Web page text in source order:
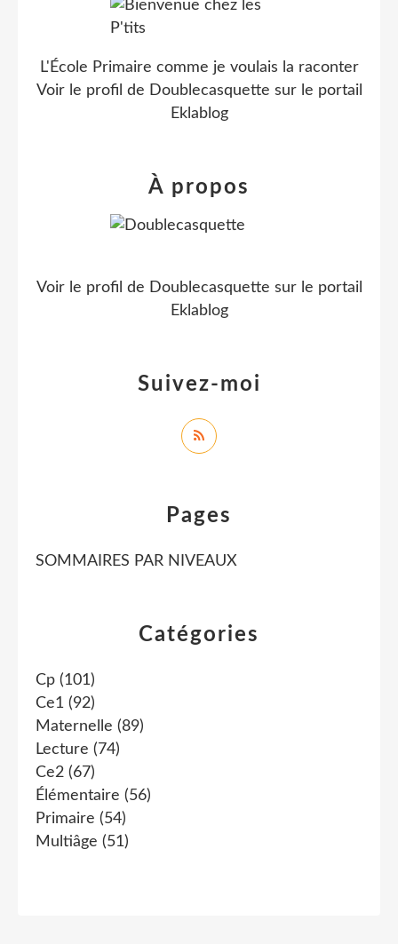
Catégories
Cp (101)
Ce1 (92)
Maternelle (89)
Lecture (74)
Ce2 (67)
Élémentaire (56)
Primaire (54)
Multiâge (51)
Pages
SOMMAIRES PAR NIVEAUX
L'École Primaire comme je voulais la raconter
Voir le profil de Doublecasquette sur le portail
Eklablog
Suivez-moi
À propos
Voir le profil de Doublecasquette sur le portail
Eklablog